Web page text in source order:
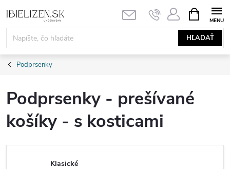
na
obsah
HĽADAŤ
KOŠÍK
Podprsenky
Podprsenky - prešívané
košíky - s kosticami
Klasické